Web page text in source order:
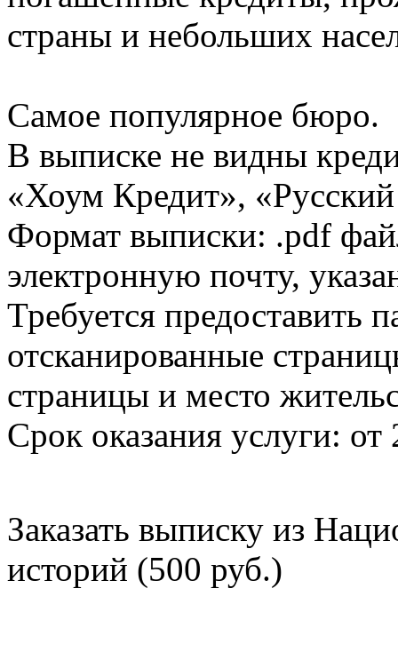
страны и небольших
Самое популярное бюро.
В выписке не видны
«Хоум Кредит»,
Формат выписки: .pdf
электронную почту,
Требуется предоставить
отсканированные
страницы и место
Срок оказания услуги: от
Заказать выписку из
историй (500 руб.)